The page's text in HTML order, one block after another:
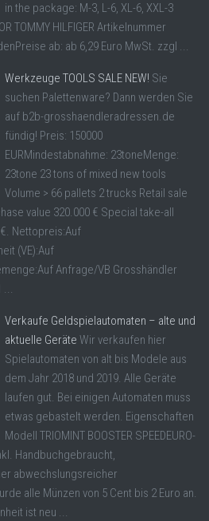
in the package: M-3, L-6, XL-6, XXL-3
TOMMY HILFIGER Artikelnummer
ab: ab 6,29 Euro MwSt. zzgl ...
Werkzeuge TOOLS SALE NEW! Sie
suchen Palettenware? Dann werden Sie
auf b2b-grosshaendleradressen.de
fündig! Preis: 150000
EURMindestabnahme: 23toneMenge:
23tone 23 tons of mixed new tools
Volume > 66 pallets 2 trucks Retail sale
value 320.000 € Special take-all
Nettopreis:Auf
(VE):Auf
Anfrage/VB Grosshändler
...
Verkaufe Geldspielautomaten – alte und
aktuelle Geräte Wir verkaufen hier
Spielautomaten von alt bis Modele aus
dem Jahr 2018 und 2019. Alle Geräte
laufen gut. Bei einigen Automaten muss
etwas gebastelt werden. Eigenschaften
Modell TRIOMINT BOOSTER SPEEDEURO-
Handbuchgebraucht,
abwechslungsreicher
alle Münzen von 5 Cent bis 2 Euro an.
ist neu ...